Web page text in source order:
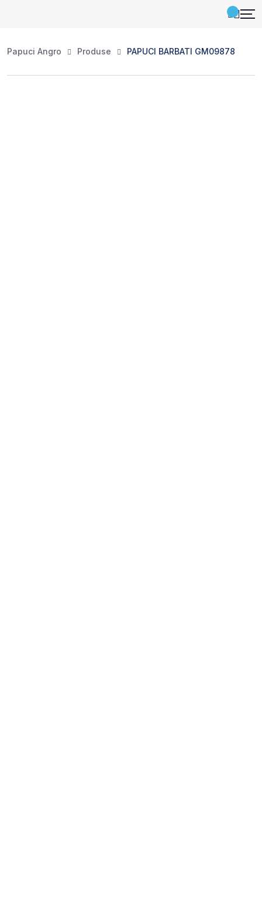
Papuci Angro Produse PAPUCI BARBATI GM09878